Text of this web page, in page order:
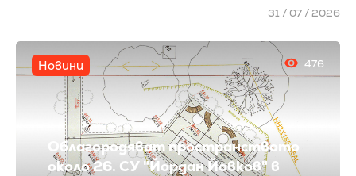
31 / 07 / 2026
Облагородяват пространството
около 26. СУ "Йордан Йовков" в
Новини 476